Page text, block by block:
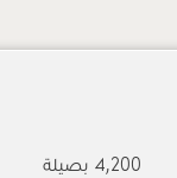
4,200 بصيلة